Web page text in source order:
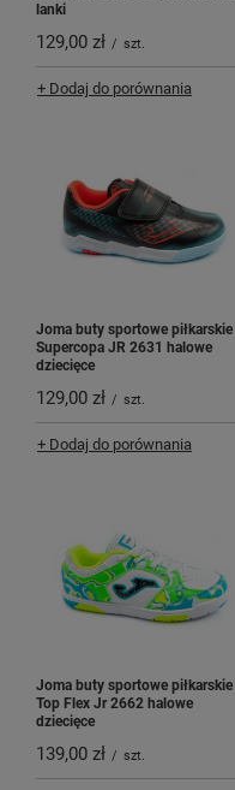
lanki
129,00 zł / szt.
+ Dodaj do porównania
Joma buty sportowe piłkarskie
Supercopa JR 2631 halowe
dziecięce
129,00 zł / szt.
+ Dodaj do porównania
Joma buty sportowe piłkarskie
Top Flex Jr 2662 halowe
dziecięce
139,00 zł / szt.